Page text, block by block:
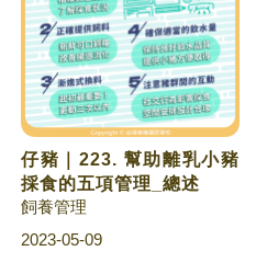
仔豬｜223. 幫助離乳小豬
採食的五項管理_總述
飼養管理
2023-05-09